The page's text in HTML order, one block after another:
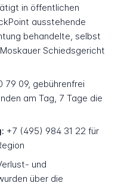
in öffentlichen
ausstehende
behandelte, selbst
Schiedsgericht
79 09, gebührenfrei
am Tag, 7 Tage die
+7 (495) 984 31 22 für
und
über die